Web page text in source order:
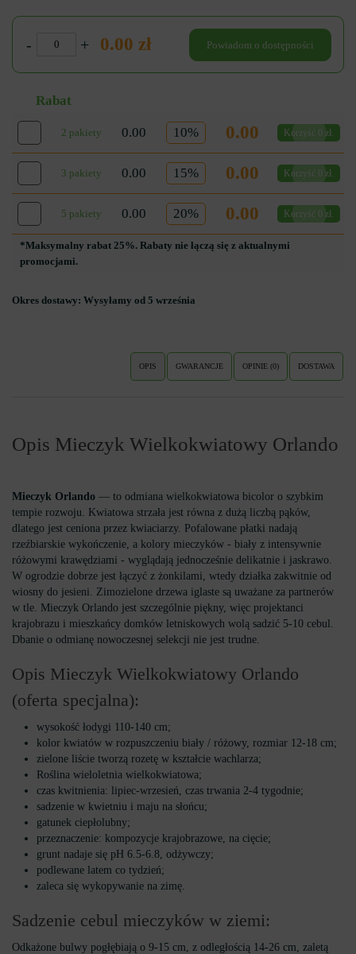
- + 0.00 zł Powiadom o dostępności
Rabat
2 pakiety 0.00 10% 0.00 Korzyść 0 zł.
3 pakiety 0.00 15% 0.00 Korzyść 0 zł.
5 pakiety 0.00 20% 0.00 Korzyść 0 zł.
*Maksymalny rabat 25%. Rabaty nie łączą się z aktualnymi
promocjami.
Okres dostawy: Wysyłamy od 5 września
OPIS GWARANCJE OPINIE (0) DOSTAWA
Opis Mieczyk Wielkokwiatowy Orlando
Mieczyk Orlando — to odmiana wielkokwiatowa bicolor o szybkim
tempie rozwoju. Kwiatowa strzała jest równa z dużą liczbą pąków,
dlatego jest ceniona przez kwiaciarzy. Pofalowane płatki nadają
rzeźbiarskie wykończenie, a kolory mieczyków - biały z intensywnie
różowymi krawędziami - wyglądają jednocześnie delikatnie i jaskrawo.
W ogrodzie dobrze jest łączyć z żonkilami, wtedy działka zakwitnie od
wiosny do jesieni. Zimozielone drzewa iglaste są uważane za partnerów
w tle. Mieczyk Orlando jest szczególnie piękny, więc projektanci
krajobrazu i mieszkańcy domków letniskowych wolą sadzić 5-10 cebul.
Dbanie o odmianę nowoczesnej selekcji nie jest trudne.
Opis Mieczyk Wielkokwiatowy Orlando
(oferta specjalna):
wysokość łodygi 110-140 cm;
kolor kwiatów w rozpuszczeniu biały / różowy, rozmiar 12-18 cm;
zielone liście tworzą rozetę w kształcie wachlarza;
Roślina wieloletnia wielkokwiatowa;
czas kwitnienia: lipiec-wrzesień, czas trwania 2-4 tygodnie;
sadzenie w kwietniu i maju na słońcu;
gatunek ciepłolubny;
przeznaczenie: kompozycje krajobrazowe, na cięcie;
grunt nadaje się pH 6.5-6.8, odżywczy;
podlewane latem co tydzień;
zaleca się wykopywanie na zimę.
Sadzenie cebul mieczyków w ziemi:
Odkażone bulwy pogłębiają o 9-15 cm, z odległością 14-26 cm, zaletą